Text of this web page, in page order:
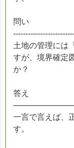
問い
土地の管理には
すが、境界確定
か？
答え
一言で言えば、
す。